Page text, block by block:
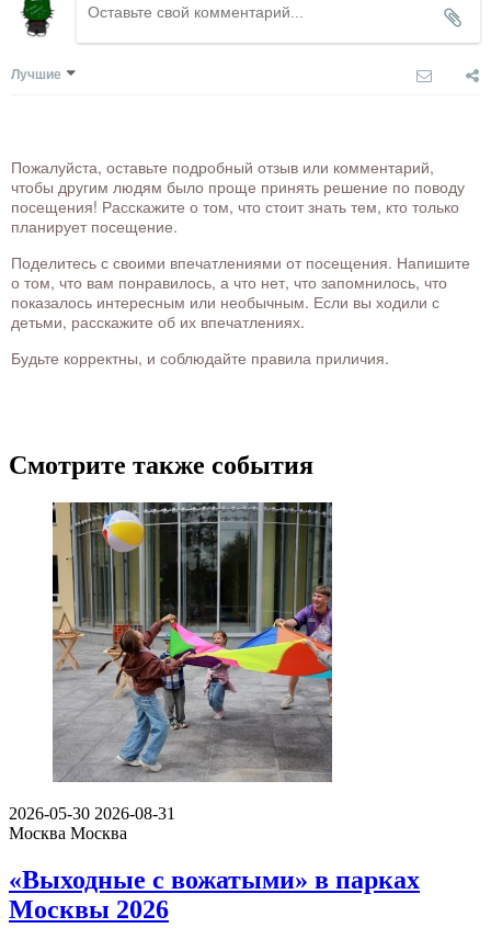
Лучшие
Пожалуйста, оставьте подробный отзыв или комментарий,
чтобы другим людям было проще принять решение по поводу
посещения! Расскажите о том, что стоит знать тем, кто только
планирует посещение.
Поделитесь с своими впечатлениями от посещения. Напишите
о том, что вам понравилось, а что нет, что запомнилось, что
показалось интересным или необычным. Если вы ходили с
детьми, расскажите об их впечатлениях.
Будьте корректны, и соблюдайте правила приличия.
Смотрите также события
2026-05-30 2026-08-31
Москва Москва
«Выходные с вожатыми» в парках
Москвы 2026